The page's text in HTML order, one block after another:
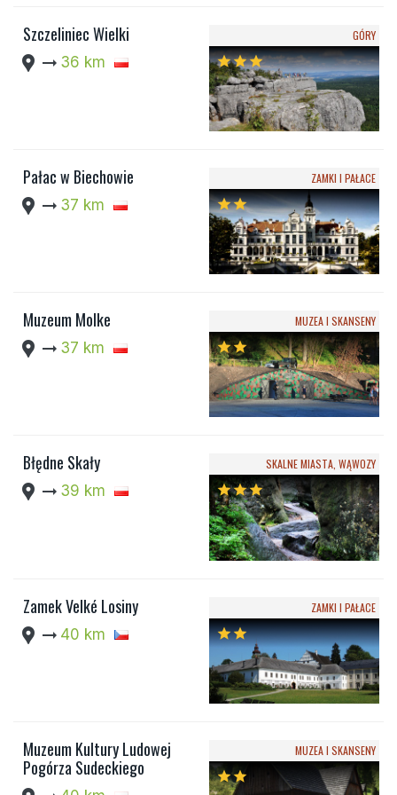
Szczeliniec Wielki
location_pin arrow_right_alt 36 km
GÓRY
starstarstar
Pałac w Biechowie
location_pin arrow_right_alt 37 km
ZAMKI I PAŁACE
starstar
Muzeum Molke
location_pin arrow_right_alt 37 km
MUZEA I SKANSENY
starstar
Błędne Skały
location_pin arrow_right_alt 39 km
SKALNE MIASTA, WĄWOZY
starstarstar
Zamek Velké Losiny
location_pin arrow_right_alt 40 km
ZAMKI I PAŁACE
starstar
Muzeum Kultury Ludowej
Pogórza Sudeckiego
MUZEA I SKANSENY
starstar